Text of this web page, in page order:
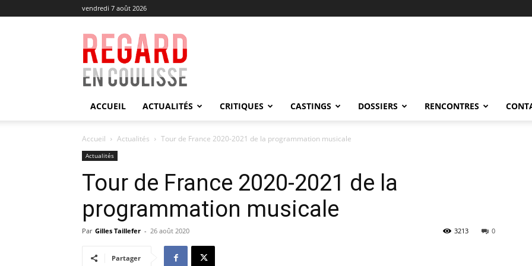
vendredi 7 août 2026
Regard
en
Coulisse
ACCUEIL ACTUALITÉS CRITIQUES CASTINGS DOSSIERS RENCONTRES
Accueil Actualités Tour de France 2020-2021 de la programmation musicale
Actualités
Tour de France 2020-2021 de la
programmation musicale
Par Gilles Taillefer - 26 août 2020 0
3213
Partager